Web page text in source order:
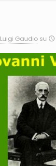
Luigi Gaudio su